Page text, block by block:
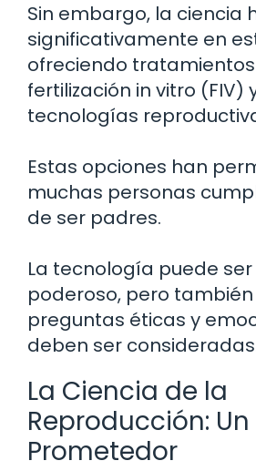
Sin embargo, la ciencia
significativamente en
ofreciendo
fertilización in vitro (FIV)
tecnologías
Estas opciones han
muchas personas
de ser padres.
La tecnología puede
poderoso, pero
preguntas éticas y
deben ser
La Ciencia de la
Reproducción:
Prometedor